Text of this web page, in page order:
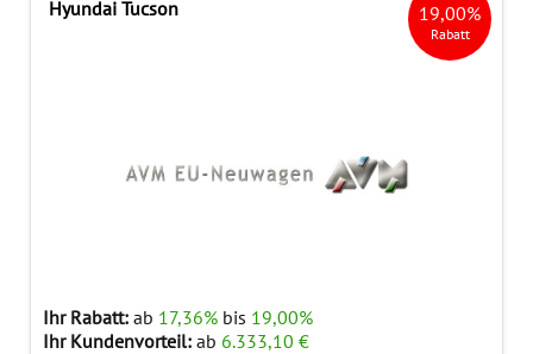
Hyundai Tucson 19,00%
Rabatt
Ihr Rabatt: ab 17,36% bis 19,00%
Ihr Kundenvorteil: ab 6.333,10 €